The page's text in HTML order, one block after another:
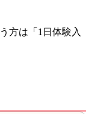
方は「1日体験入